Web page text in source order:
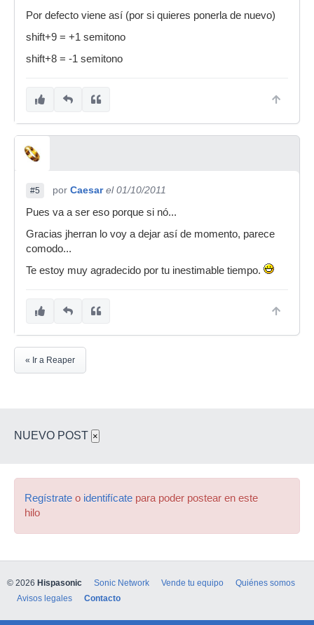
Por defecto viene así (por si quieres ponerla de nuevo)
shift+9 = +1 semitono
shift+8 = -1 semitono
#5 por Caesar el 01/10/2011
Pues va a ser eso porque si nó...
Gracias jherran lo voy a dejar así de momento, parece
comodo...
Te estoy muy agradecido por tu inestimable tiempo.
« Ir a Reaper
NUEVO POST ×
Regístrate o identifícate para poder postear en este
hilo
© 2026 Hispasonic Sonic Network Vende tu equipo
Quiénes somos
Avisos legales
Contacto